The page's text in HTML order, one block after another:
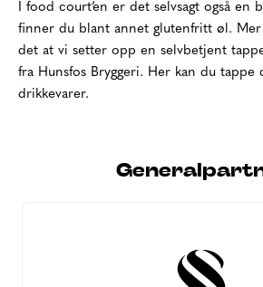
I food court’en er det selvsagt også en
finner du blant annet glutenfritt øl.
det at vi setter opp en selvbetjent
fra Hunsfos Bryggeri. Her kan du tappe
drikkevarer.